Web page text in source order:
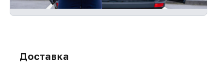
Доставка